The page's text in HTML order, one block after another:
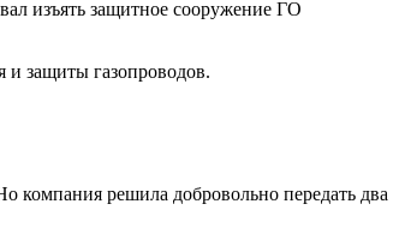
изъять защитное сооружение ГО
и защиты газопроводов.
решила добровольно передать два